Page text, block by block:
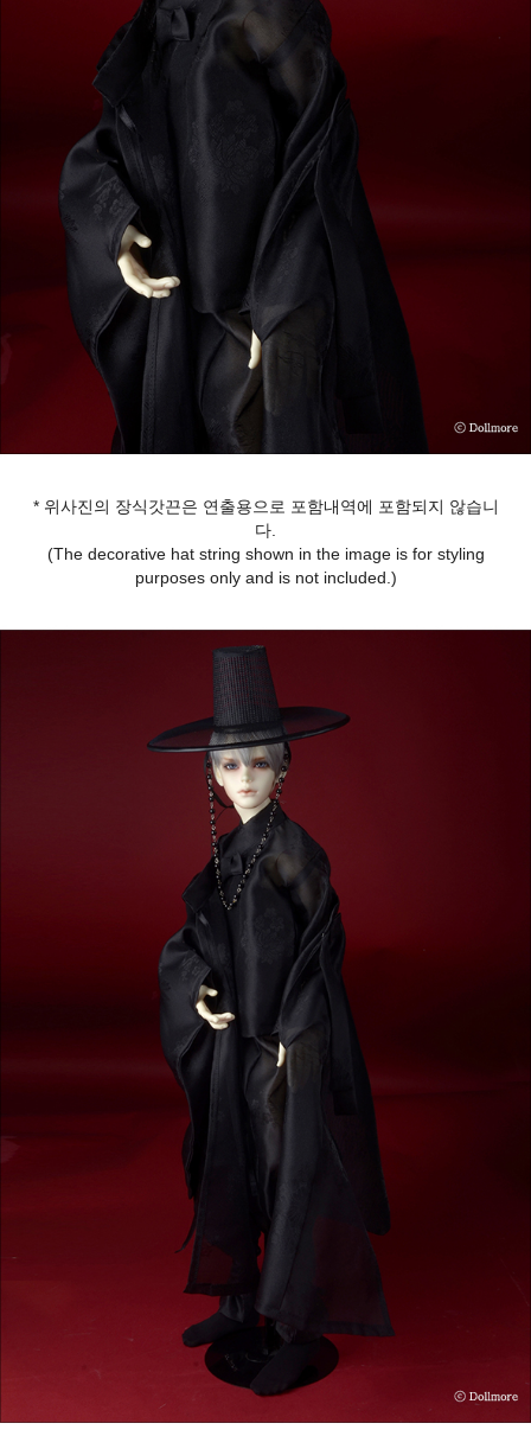
* 위사진의 장식갓끈은 연출용으로 포함내역에 포함되지 않습니
다.
(The decorative hat string shown in the image is for styling